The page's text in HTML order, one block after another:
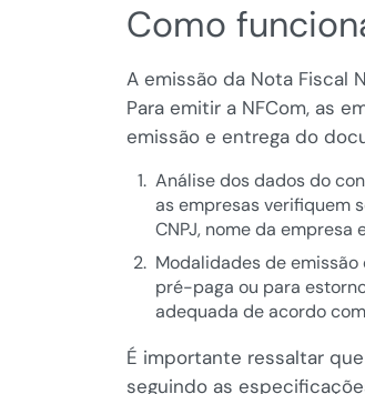
Como
A emissão da Nota Fiscal
Para emitir a NFCom, as
emissão e entrega do
Análise dos dados do
as empresas verifiquem
CNPJ, nome da empresa
Modalidades de
pré-paga ou para
adequada de acordo
É importante ressaltar
seguindo as